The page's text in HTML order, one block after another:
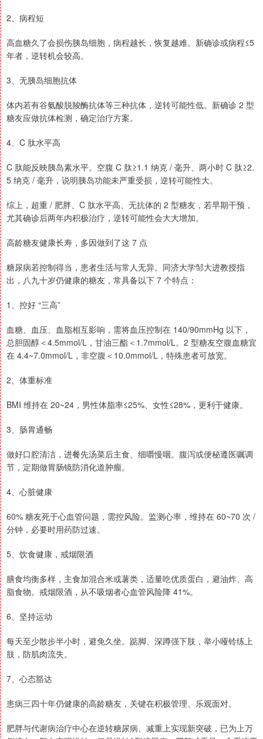
2、病程短
高血糖久了会损伤胰岛细胞，病程越长，恢复越难。新确诊或病程≤5
年者，逆转机会较高。
3、无胰岛细胞抗体
体内若有谷氨酸脱羧酶抗体等三种抗体，逆转可能性低。新确诊 2 型
糖友应做抗体检测，确定治疗方案。
4、C 肽水平高
C 肽能反映胰岛素水平。空腹 C 肽≥1.1 纳克 / 毫升、两小时 C 肽≥2.
5 纳克 / 毫升，说明胰岛功能未严重受损，逆转可能性大。
综上，超重 / 肥胖、C 肽水平高、无抗体的 2 型糖友，若早期干预，
尤其确诊后两年内积极治疗，逆转可能性会大大增加。
高龄糖友健康长寿，多因做到了这 7 点
糖尿病若控制得当，患者生活与常人无异。同济大学邹大进教授指
出，八九十岁仍健康的糖友，常具备以下 7 个特点：
1、控好 “三高”
血糖、血压、血脂相互影响，需将血压控制在 140/90mmHg 以下，
总胆固醇＜4.5mmol/L，甘油三酯＜1.7mmol/L。2 型糖友空腹血糖宜
在 4.4~7.0mmol/L，非空腹＜10.0mmol/L，特殊患者可放宽。
2、体重标准
BMI 维持在 20~24，男性体脂率≤25%、女性≤28%，更利于健康。
3、肠胃通畅
做好口腔清洁，进餐先汤菜后主食、细嚼慢咽。腹泻或便秘遵医嘱调
节，定期做胃肠镜防消化道肿瘤。
4、心脏健康
60% 糖友死于心血管问题，需控风险。监测心率，维持在 60~70 次 /
分钟，必要时用药防过速。
5、饮食健康，戒烟限酒
膳食均衡多样，主食加混合米或薯类，适量吃优质蛋白，避油炸、高
脂食物。戒烟限酒，从不吸烟者心血管风险降 41%。
6、坚持运动
每天至少散步半小时，避免久坐。踮脚、深蹲强下肢，举小哑铃练上
肢，防肌肉流失。
7、心态豁达
患病三四十年仍健康的高龄糖友，关键在积极管理、乐观面对。
肥胖与代谢病治疗中心在逆转糖尿病、减重上实现新突破，已为上万